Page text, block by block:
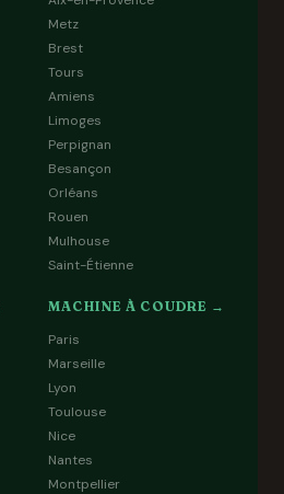
Metz
Brest
Tours
Amiens
Limoges
Perpignan
Besançon
Orléans
Rouen
Mulhouse
Saint-Étienne
MACHINE À COUDRE →
Paris
Marseille
Lyon
Toulouse
Nice
Nantes
Montpellier